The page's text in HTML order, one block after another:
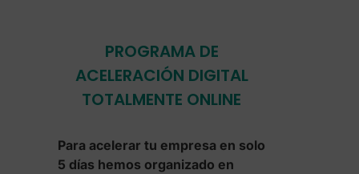
PROGRAMA DE
ACELERACIÓN DIGITAL
TOTALMENTE ONLINE
Para acelerar tu empresa en solo
5 días hemos organizado en